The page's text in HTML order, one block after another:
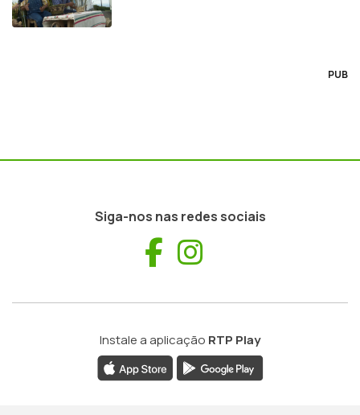
PUB
Siga-nos nas redes sociais
Facebook
Instale a aplicação RTP Play